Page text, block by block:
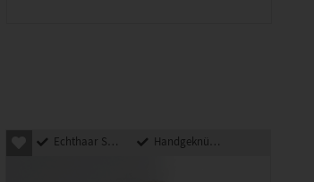
Echthaar Synthetik Mix Handgeknüpft